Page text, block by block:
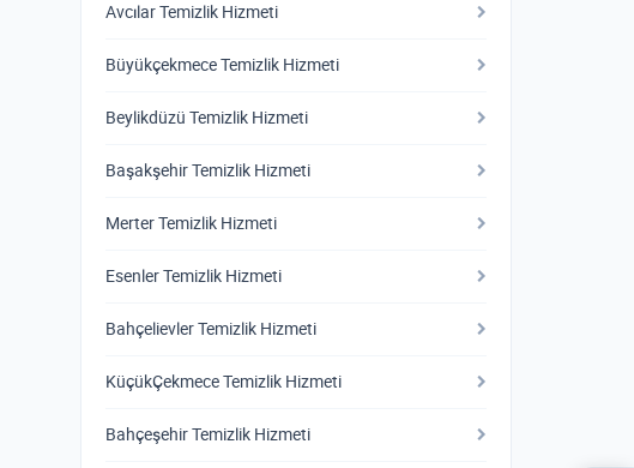
Avcılar Temizlik Hizmeti
Büyükçekmece Temizlik Hizmeti
Beylikdüzü Temizlik Hizmeti
Başakşehir Temizlik Hizmeti
Merter Temizlik Hizmeti
Esenler Temizlik Hizmeti
Bahçelievler Temizlik Hizmeti
KüçükÇekmece Temizlik Hizmeti
Bahçeşehir Temizlik Hizmeti